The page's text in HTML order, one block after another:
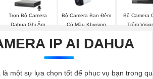
Trọn Bộ Camera
Dahua Ghi Âm
Bộ Camera Ban Đêm
Có Màu Kbvision
Bộ Camera
Trộm
IP AI DAHUA
là một sự lựa chọn tốt để phục vụ bạn trong